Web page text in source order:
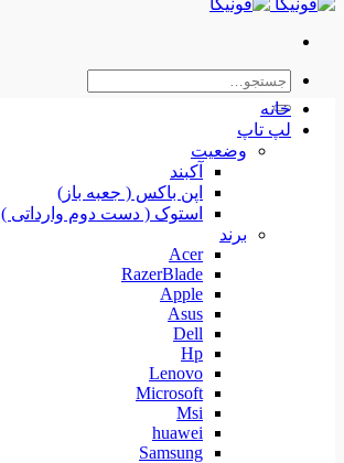
جستجو
برای:
خانه
لپ تاپ
وضعیت
آکبند
اپن باکس ( جعبه باز)
استوک ( دست دوم وارداتی )
برند
Acer
RazerBlade
Apple
Asus
Dell
Hp
Lenovo
Microsoft
Msi
huawei
Samsung